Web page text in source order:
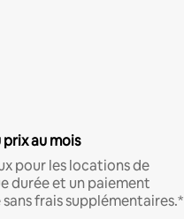
au mois
pour les locations de
durée et un paiement
frais supplémentaires.*